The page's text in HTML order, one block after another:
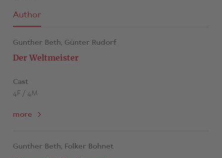
Author
Gunther Beth, Günter Rudorf
Der Weltmeister
Cast
4F / 4M
more
Gunther Beth, Folker Bohnet